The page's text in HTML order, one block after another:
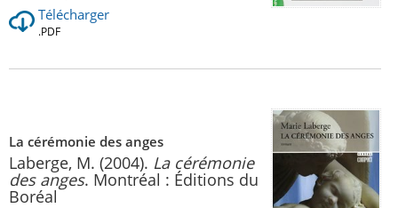
Télécharger
.PDF
La cérémonie des anges
Laberge, M. (2004). La cérémonie
des anges. Montréal : Éditions du
Boréal